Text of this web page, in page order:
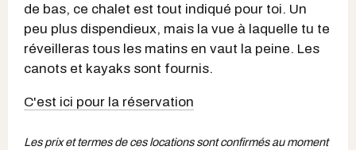
de bas, ce chalet est tout indiqué pour toi. Un
peu plus dispendieux, mais la vue à laquelle tu te
réveilleras tous les matins en vaut la peine. Les
canots et kayaks sont fournis.
C'est ici pour la réservation
Les prix et termes de ces locations sont confirmés au moment